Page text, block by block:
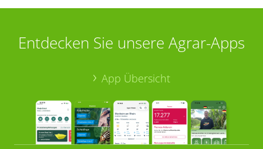
Entdecken Sie unsere Agrar-Apps
App Übersicht